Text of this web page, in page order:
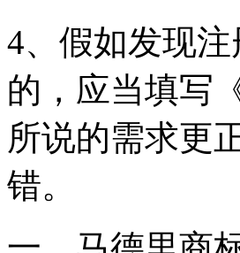
4、假如发现
的，应当填写
所说的需求更
错。